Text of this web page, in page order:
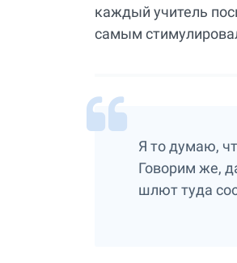
каждый учитель
самым
Я то думаю,
Говорим же,
шлют туда